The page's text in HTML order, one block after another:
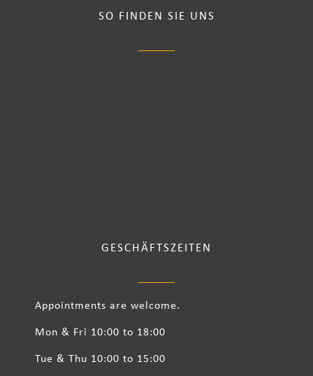
SO FINDEN SIE UNS
GESCHÄFTSZEITEN
Appointments are welcome.
Mon & Fri 10:00 to 18:00
Tue & Thu 10:00 to 15:00